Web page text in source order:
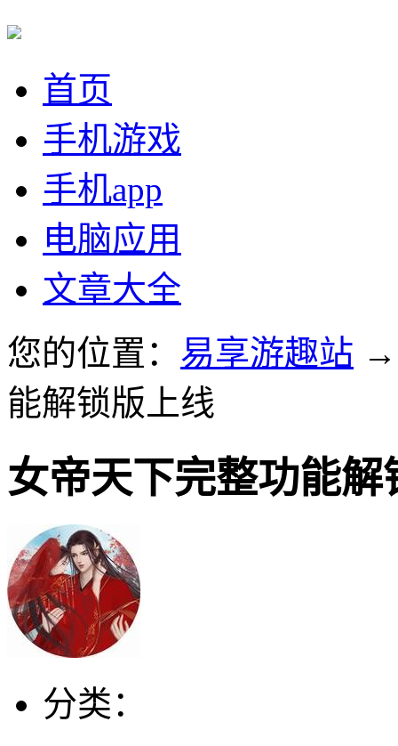
首页
手机游戏
手机app
电脑应用
文章大全
您的位置： 易享游趣站
能解锁版上线
女帝天下完整功能解
分类：